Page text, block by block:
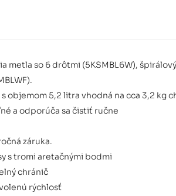
kráľovská
metla so 6 drôtmi (5KSMBL6W),
objemom 5,2 litra vhodná na cca 3,2 kg
a odporúča sa čistiť ručne
záruka.
s tromi aretačnými bodmi
chránič
rýchlosť